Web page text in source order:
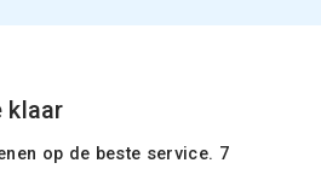
klaar
op de beste service. 7